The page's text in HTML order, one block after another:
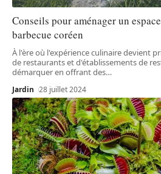
Conseils pour aménager un
barbecue coréen
À l'ère où l'expérience culinaire devient
de restaurants et d'établissements de
démarquer en offrant des…
Jardin 28 juillet 2024